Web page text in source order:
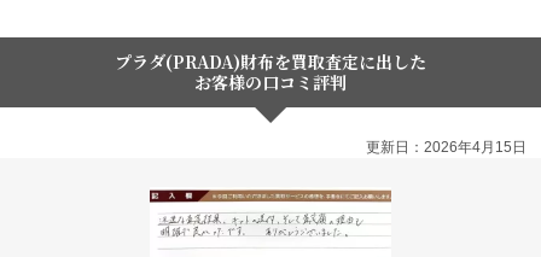
プラダ(PRADA)財布を買取査定に出した
お客様の口コミ評判
更新日：2026年4月15日